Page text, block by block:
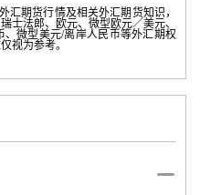
汇期货行情及相关外汇期货知识，
士法郎、欧元、微型欧元／美元、
微型美元/离岸人民币等外汇期权
视为参考。